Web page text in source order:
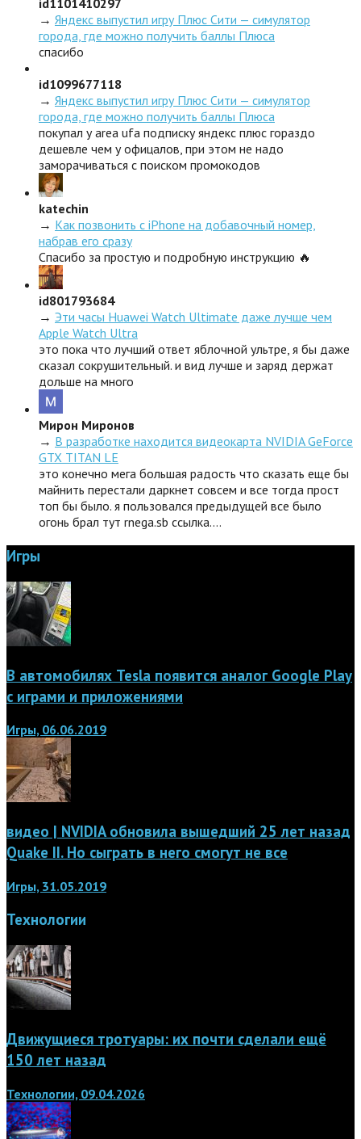
id1101410297
→ Яндекс выпустил игру Плюс Сити — симулятор
города, где можно получить баллы Плюса
спасибо
id1099677118
→ Яндекс выпустил игру Плюс Сити — симулятор
города, где можно получить баллы Плюса
покупал у area ufa подписку яндекс плюс гораздо
дешевле чем у офицалов, при этом не надо
заморачиваться с поиском промокодов
katechin
→ Как позвонить с iPhone на добавочный номер,
набрав его сразу
Спасибо за простую и подробную инструкцию 🔥
id801793684
→ Эти часы Huawei Watch Ultimate даже лучше чем
Apple Watch Ultra
это пока что лучший ответ яблочной ультре, я бы даже
сказал сокрушительный. и вид лучше и заряд держат
дольше на много
Мирон Миронов
→ В разработке находится видеокарта NVIDIA GeForce
GTX TITAN LE
это конечно мега большая радость что сказать еще бы
майнить перестали даркнет совсем и все тогда прост
топ бы было. я пользовался предыдущей все было
огонь брал тут rnega.sb ссылка.…
Игры
В автомобилях Tesla появится аналог Google Play
с играми и приложениями
Игры, 06.06.2019
видео | NVIDIA обновила вышедший 25 лет назад
Quake II. Но сыграть в него смогут не все
Игры, 31.05.2019
Технологии
Движущиеся тротуары: их почти сделали ещё
150 лет назад
Технологии, 09.04.2026